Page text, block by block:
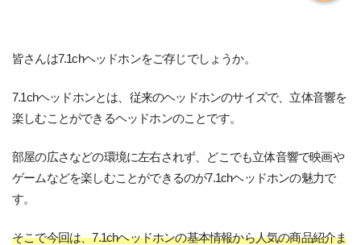
皆さんは7.1chヘッドホンをご存じでしょうか。
7.1chヘッドホンとは、従来のヘッドホンのサイズで、立体音響を
楽しむことができるヘッドホンのことです。
部屋の広さなどの環境に左右されず、どこでも立体音響で映画や
ゲームなどを楽しむことができるのが7.1chヘッドホンの魅力で
す。
そこで今回は、7.1chヘッドホンの基本情報から人気の商品紹介ま